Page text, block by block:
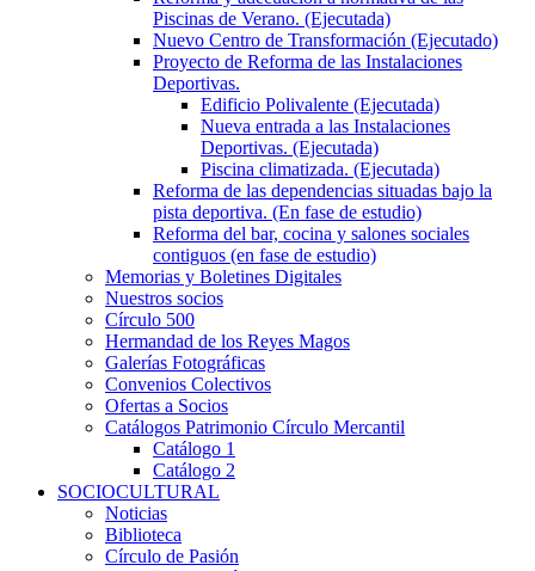
Piscinas de Verano. (Ejecutada)
Nuevo Centro de Transformación (Ejecutado)
Proyecto de Reforma de las Instalaciones
Deportivas.
Edificio Polivalente (Ejecutada)
Nueva entrada a las Instalaciones
Deportivas. (Ejecutada)
Piscina climatizada. (Ejecutada)
Reforma de las dependencias situadas bajo la
pista deportiva. (En fase de estudio)
Reforma del bar, cocina y salones sociales
contiguos (en fase de estudio)
Memorias y Boletines Digitales
Nuestros socios
Círculo 500
Hermandad de los Reyes Magos
Galerías Fotográficas
Convenios Colectivos
Ofertas a Socios
Catálogos Patrimonio Círculo Mercantil
Catálogo 1
Catálogo 2
SOCIOCULTURAL
Noticias
Biblioteca
Círculo de Pasión